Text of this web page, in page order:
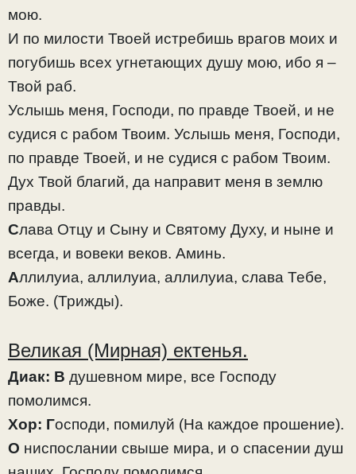
мою.
И по милости Твоей истребишь врагов моих и
погубишь всех угнетающих душу мою, ибо я –
Твой раб.
Услышь меня, Господи, по правде Твоей, и не
судися с рабом Твоим. Услышь меня, Господи,
по правде Твоей, и не судися с рабом Твоим.
Дух Твой благий, да направит меня в землю
правды.
Слава Отцу и Сыну и Святому Духу, и ныне и
всегда, и вовеки веков. Аминь.
Аллилуиа, аллилуиа, аллилуиа, слава Тебе,
Боже. (Трижды).
Великая (Мирная) ектенья.
Диак: В душевном мире, все Господу
помолимся.
Хор: Господи, помилуй (На каждое прошение).
О ниспослании свыше мира, и о спасении душ